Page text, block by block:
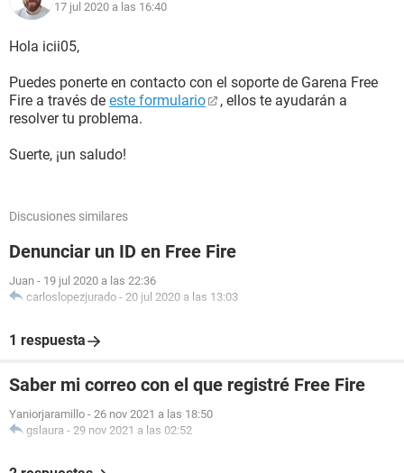
17 jul 2020 a las 16:40
Hola icii05,
Puedes ponerte en contacto con el soporte de Garena Free
Fire a través de este formulario
, ellos te ayudarán a
resolver tu problema.
Suerte, ¡un saludo!
Discusiones similares
Denunciar un ID en Free Fire
Juan - 19 jul 2020 a las 22:36
carloslopezjurado - 20 jul 2020 a las 13:03
1 respuesta
Saber mi correo con el que registré Free Fire
Yaniorjaramillo - 26 nov 2021 a las 18:50
gslaura - 29 nov 2021 a las 02:52